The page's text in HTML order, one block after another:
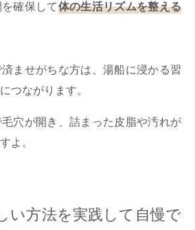
確保して体の生活リズムを整える
ませがちな方は、湯船に浸かる習
つながります。
穴が開き、詰まった皮脂や汚れが
よ。
い方法を実践して自慢で